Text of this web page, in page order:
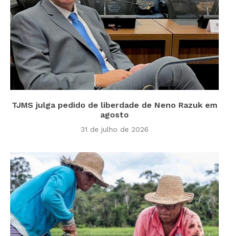
TJMS julga pedido de liberdade de Neno Razuk em
agosto
31 de julho de 2026